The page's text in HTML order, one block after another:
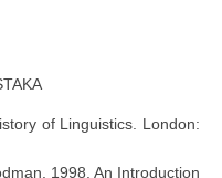
of Linguistics. London:
1998. An Introduction